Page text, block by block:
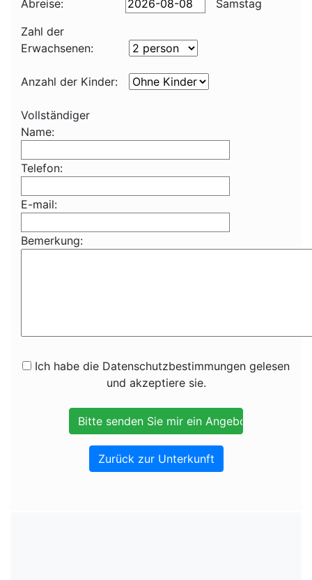
Abreise:
Samstag
Zahl der
Erwachsenen:
Anzahl der Kinder:
Vollständiger
Name:
Telefon:
E-mail:
Bemerkung:
Ich habe die Datenschutzbestimmungen gelesen
und akzeptiere sie.
Zurück zur Unterkunft